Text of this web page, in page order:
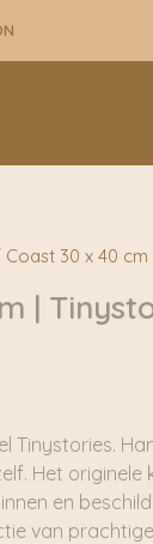
30 x 40 cm
|
Tinystories.
Het
en
van